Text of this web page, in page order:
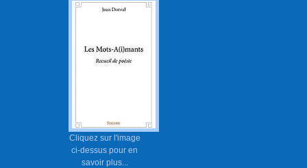
Cliquez sur l'image
ci-dessus pour en
savoir plus...